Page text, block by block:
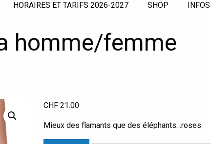
HORAIRES ET TARIFS 2026-2027 SHOP
homme/femme
CHF 21.00
Mieux des flamants que des éléphants…roses